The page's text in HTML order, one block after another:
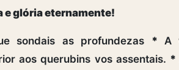
e glória eternamente!
sondais as profundezas * A
aos querubins vos assentais. *